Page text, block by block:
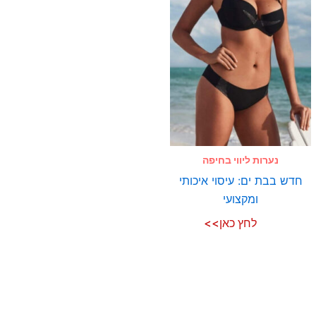
נערות ליווי בחיפה
חדש בבת ים: עיסוי איכותי
ומקצועי
לחץ כאן>>